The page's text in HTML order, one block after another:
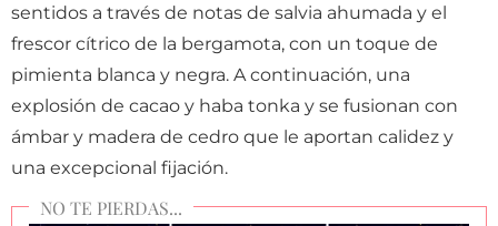
sentidos a través de notas de salvia ahumada y el
frescor cítrico de la bergamota, con un toque de
pimienta blanca y negra. A continuación, una
explosión de cacao y haba tonka y se fusionan con
ámbar y madera de cedro que le aportan calidez y
una excepcional fijación.